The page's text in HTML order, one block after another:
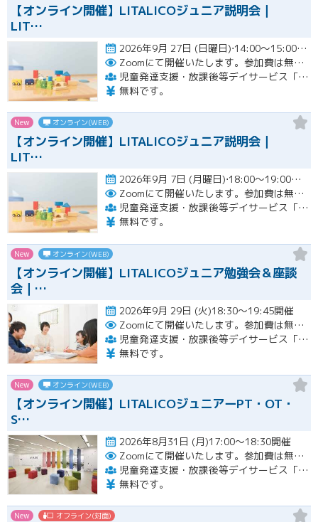
【オンライン開催】LITALICOジュニア説明会｜
LIT…
2026年9月 27日 (日曜日)⋅14:00～15:00開催
Zoomにて開催いたします。参加費は無料です。
児童発達支援・放課後等デイサービス「LITALICOジュニア」
無料です。
New オンライン(WEB)
【オンライン開催】LITALICOジュニア説明会｜
LIT…
2026年9月 7日 (月曜日)⋅18:00～19:00開催
Zoomにて開催いたします。参加費は無料です。
児童発達支援・放課後等デイサービス「LITALICOジュニア」
無料です。
New オンライン(WEB)
【オンライン開催】LITALICOジュニア勉強会＆座談
会｜…
2026年9月 29日 (火)18:30～19:45開催
Zoomにて開催いたします。参加費は無料です。
児童発達支援・放課後等デイサービス「LITALICOジュニア」
無料です。
New オンライン(WEB)
【オンライン開催】LITALICOジュニアーPT・OT・
S…
2026年8月31日 (月)17:00～18:30開催
Zoomにて開催いたします。参加費は無料です。
児童発達支援・放課後等デイサービス「LITALICOジュニア」
無料です。
New オフライン(対面)